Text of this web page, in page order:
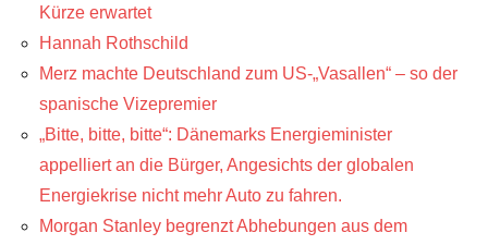
Kürze erwartet
Hannah Rothschild
Merz machte Deutschland zum US-„Vasallen“ – so der
spanische Vizepremier
„Bitte, bitte, bitte“: Dänemarks Energieminister
appelliert an die Bürger, Angesichts der globalen
Energiekrise nicht mehr Auto zu fahren.
Morgan Stanley begrenzt Abhebungen aus dem